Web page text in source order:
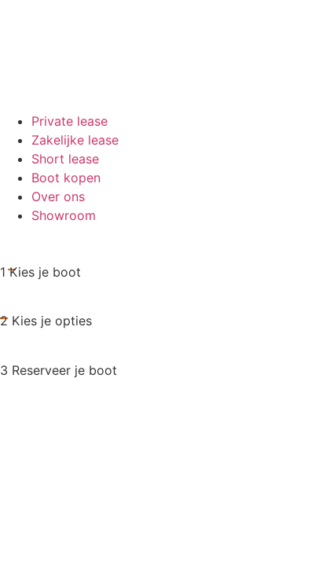
Private lease
Zakelijke lease
Short lease
Boot kopen
Over ons
Showroom
1 Kies je boot
2 Kies je opties
3 Reserveer je boot